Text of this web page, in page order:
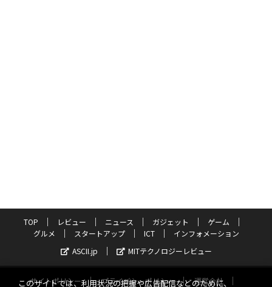
TOP レビュー ニュース ガジェット
ゲーム
グルメ
スタートアップ ICT
インフォメーション
ASCII.jp
MITテクノロジーレビュー
サイトポリシー プライバシーポリシー 運営会社
このサイトでは、利用状況の把握や広告配信などのために、